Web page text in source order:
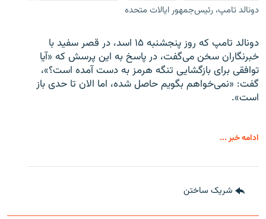
دونالد تامپ، رئیس‌جمهور ایالات متحده
دونالد تامپ که روز پنجشنبه ۱۵ اسد، در قصر سفید با
خبرنگاران سخن می‌گفت، در پاسخ به این پرسش که «آیا
توافقی برای بازگشایی تنگه هرمز به دست آمده است؟»،
گفت: «نمی‌خواهم بگویم حاصل شده، اما الان تا حدی باز
است».
ادامه خبر ...
شریک ساختن